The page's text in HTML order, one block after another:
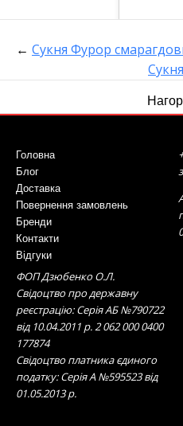
← Сукня Фурор
Головна
Блог
Доставка
Повернення замовлень
Бренди
Контакти
Відгуки
ФОП Дзюбенко О.Л.
Свідоцтво про державну
реєстрацію: Серія АБ №790722
від 10.04.2011 р. 2 062 000 0400
177874
Свідоцтво платника єдиного
податку: Серія А №595523 від
01.05.2013 р.